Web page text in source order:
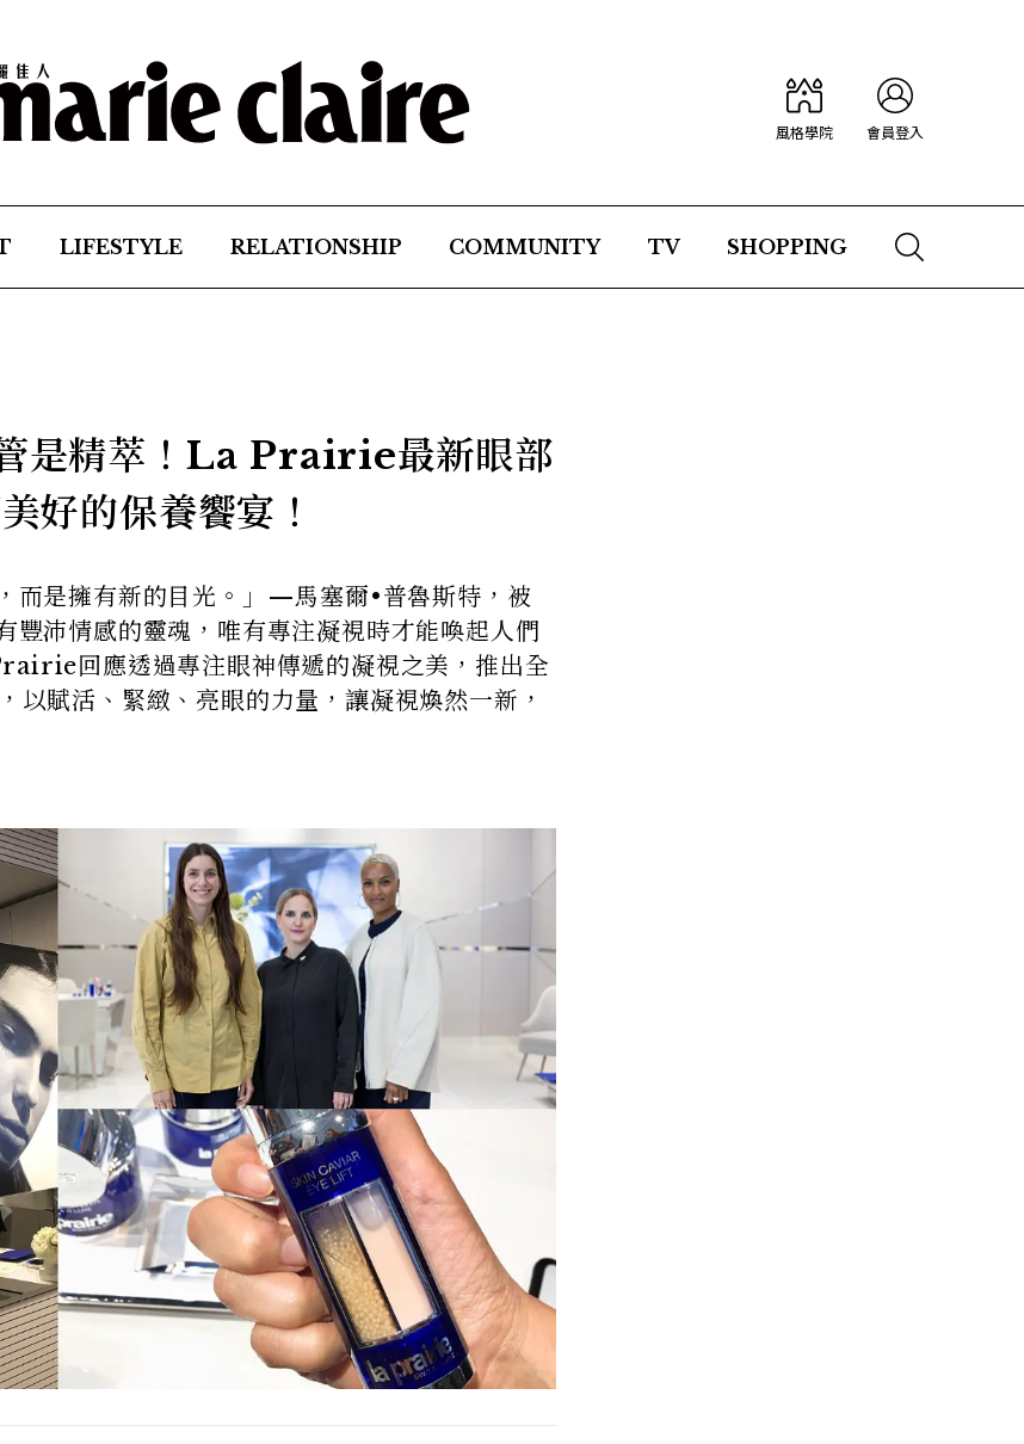
風格學院 會員登入
LIFESTYLE RELATIONSHIP COMMUNITY TV SHOPPING
是精萃！La Prairie最新眼部
好的保養饗宴！
而是擁有新的目光。」—馬塞爾•普魯斯特，被
豐沛情感的靈魂，唯有專注凝視時才能喚起人們
回應透過專注眼神傳遞的凝視之美，推出全
賦活、緊緻、亮眼的力量，讓凝視煥然一新，